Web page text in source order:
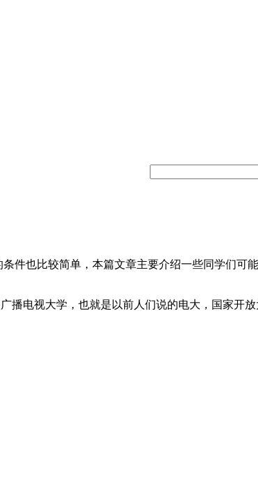
件也比较简单，本篇文章主要介绍一些同学们可
播电视大学，也就是以前人们说的电大，国家开